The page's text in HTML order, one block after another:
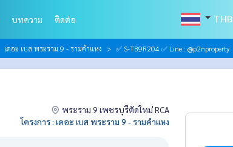
บทความ ติดต่อ THB
เดอะ เบส พระราม 9 - รามคำแหง ✅ S-TB9R204 ✅ Line : @p2nproperty
พระราม 9 เพชรบุรีตัดใหม่ RCA
โครงการ : เดอะ เบส พระราม 9 - รามคำแหง